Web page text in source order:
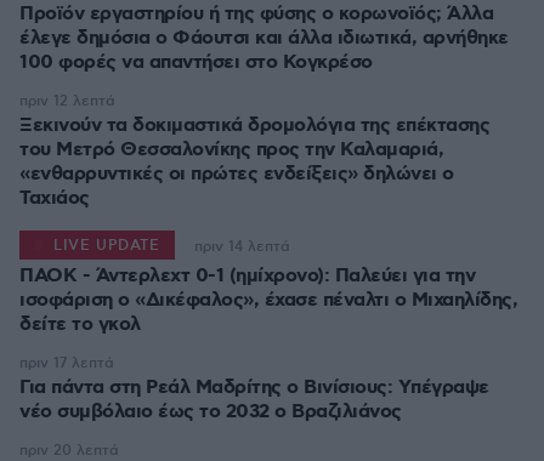
Προϊόν εργαστηρίου ή της φύσης ο κορωνοϊός; Άλλα
έλεγε δημόσια ο Φάουτσι και άλλα ιδιωτικά, αρνήθηκε
100 φορές να απαντήσει στο Κογκρέσο
Ξεκινούν τα δοκιμαστικά δρομολόγια της επέκτασης
του Μετρό Θεσσαλονίκης προς την Καλαμαριά,
«ενθαρρυντικές οι πρώτες ενδείξεις» δηλώνει ο
Ταχιάος
πριν 12 λεπτά
ΠΑΟΚ - Άντερλεχτ 0-1 (ημίχρονο): Παλεύει για την
ισοφάριση ο «Δικέφαλος», έχασε πέναλτι ο Μιχαηλίδης,
LIVE UPDATE πριν 14 λεπτά
Για πάντα στη Ρεάλ Μαδρίτης ο Βινίσιους: Yπέγραψε
νέο συμβόλαιο έως το 2032 ο Βραζιλιάνος
πριν 17 λεπτά
πριν 20 λεπτά